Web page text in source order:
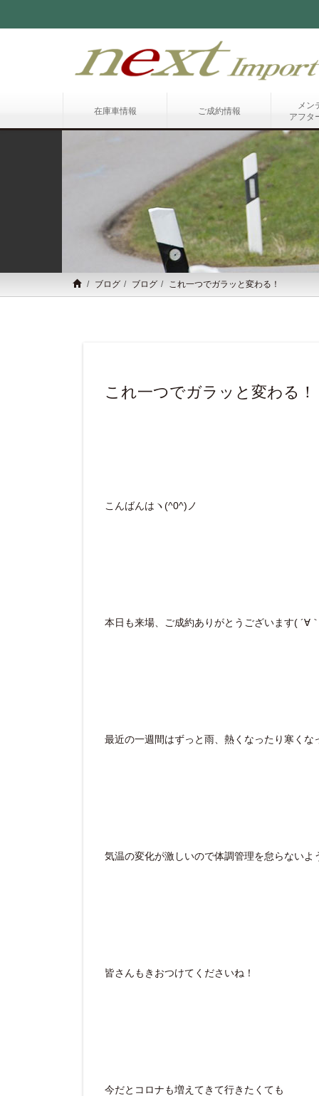
在庫車情報 ご成約情報
メン
アフタ
ブログ ブログ これ一つでガラッと変わる！
これ一つでガラッと変わる！
こんばんはヽ(^0^)ノ
本日も来場、ご成約ありがとうございます( ´∀
最近の一週間はずっと雨、熱くなったり寒くな
気温の変化が激しいので体調管理を怠らないよ
皆さんもきおつけてくださいね！
今だとコロナも増えてきて行きたくても